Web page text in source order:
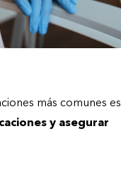
más comunes es
y asegurar